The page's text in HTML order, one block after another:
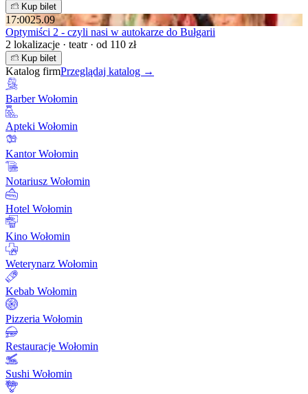
Kup bilet
17:0025.09
Optymiści 2 - czyli nasi w autokarze do Bułgarii
2 lokalizacje · teatr · od 110 zł
Kup bilet
Katalog firmPrzeglądaj katalog →
Barber Wołomin
Apteki Wołomin
Kantor Wołomin
Notariusz Wołomin
Hotel Wołomin
Kino Wołomin
Weterynarz Wołomin
Kebab Wołomin
Pizzeria Wołomin
Restauracje Wołomin
Sushi Wołomin